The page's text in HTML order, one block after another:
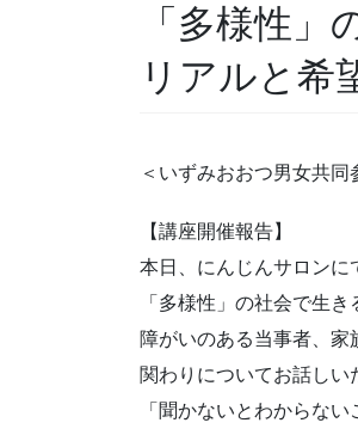
「多様性
リアルと希
＜いずみおおつ男女共
【講座開催報告】
本日、にんじんサロンに
「多様性」の社会で生
障がいのある当事者、
関わりについてお話しい
「聞かないとわからない